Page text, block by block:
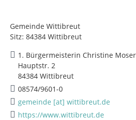
Gemeinde Wittibreut
Sitz: 84384 Wittibreut
1. Bürgermeisterin Christine Moser
Hauptstr. 2
84384 Wittibreut
08574/9601-0
gemeinde [at] wittibreut.de
https://www.wittibreut.de